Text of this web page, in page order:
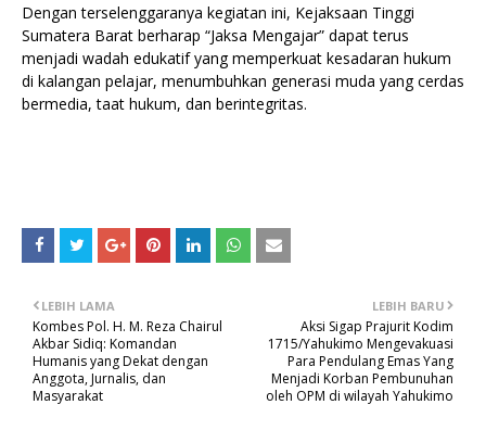
Dengan terselenggaranya kegiatan ini, Kejaksaan Tinggi
Sumatera Barat berharap “Jaksa Mengajar” dapat terus
menjadi wadah edukatif yang memperkuat kesadaran hukum
di kalangan pelajar, menumbuhkan generasi muda yang cerdas
bermedia, taat hukum, dan berintegritas.
LEBIH BARU
Aksi Sigap Prajurit Kodim
1715/Yahukimo Mengevakuasi
Para Pendulang Emas Yang
Menjadi Korban Pembunuhan
oleh OPM di wilayah Yahukimo
LEBIH LAMA
Kombes Pol. H. M. Reza Chairul
Akbar Sidiq: Komandan
Humanis yang Dekat dengan
Anggota, Jurnalis, dan
Masyarakat